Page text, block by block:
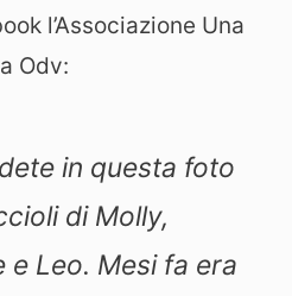
l’Associazione Una
Odv:
in questa foto
di Molly,
e Leo. Mesi fa era